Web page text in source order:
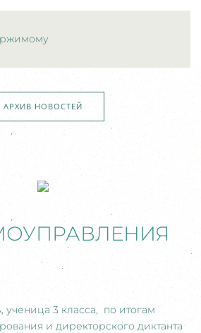
АРХИВ НОВОСТЕЙ
3 класса, по итогам
и директорского диктанта